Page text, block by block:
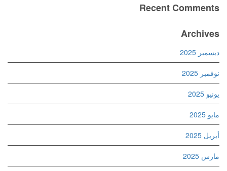
Recent Comments
Archives
ديسمبر 2025
نوفمبر 2025
يونيو 2025
مايو 2025
أبريل 2025
مارس 2025